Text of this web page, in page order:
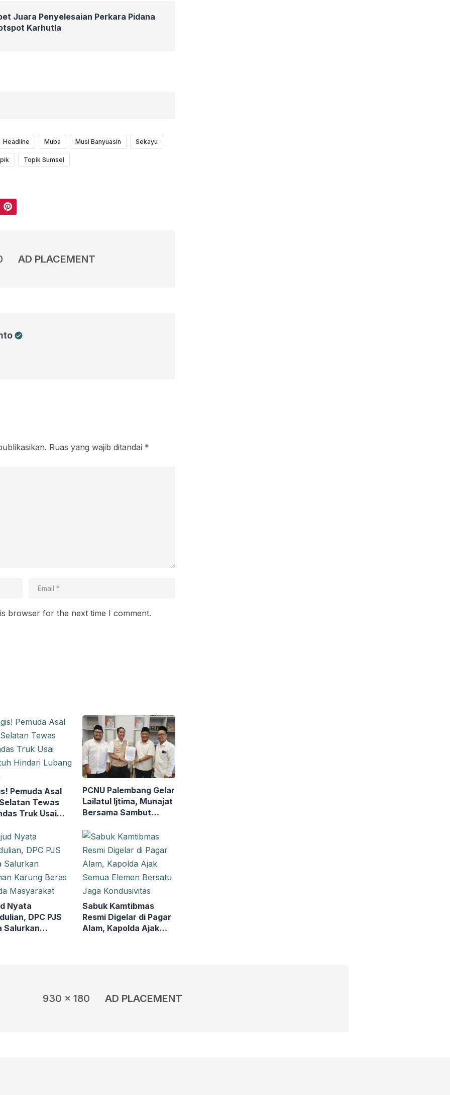
Juara Penyelesaian Perkara Pidana
Karhutla
Headline Muba Musi Banyuasin Sekayu
Topik Sumsel
AD PLACEMENT
Ruas yang wajib ditandai *
browser for the next time I comment.
Pemuda Asal
Tewas
Truk Usai
Jalan
PCNU Palembang Gelar
Lailatul Ijtima, Munajat
Bersama Sambut
Nyata
DPC PJS
Salurkan
Sabuk Kamtibmas
Resmi Digelar di Pagar
Alam, Kapolda Ajak
930 x 180 AD PLACEMENT